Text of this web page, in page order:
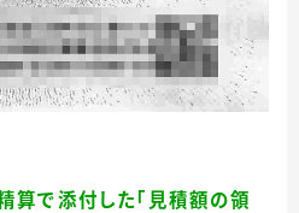
算で添付した「見積額の領